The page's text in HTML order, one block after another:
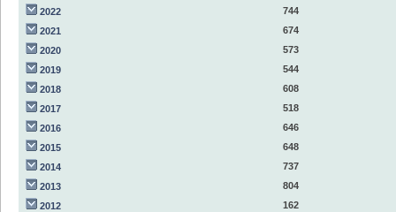
2022
744
2021
674
2020
573
2019
544
2018
608
2017
518
2016
646
2015
648
2014
737
2013
804
2012
162